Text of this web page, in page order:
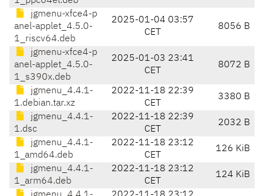
jgmenu-xfce4-p
anel-applet_4.5.0-
1_riscv64.deb
2025-01-04 03:57
CET
8056 B
jgmenu-xfce4-p
anel-applet_4.5.0-
1_s390x.deb
2025-01-03 23:41
CET
8072 B
jgmenu_4.4.1-
1.debian.tar.xz
2022-11-18 22:39
CET
3380 B
jgmenu_4.4.1-
1.dsc
2022-11-18 22:39
CET
2032 B
jgmenu_4.4.1-
1_amd64.deb
2022-11-18 23:12
CET
126 KiB
jgmenu_4.4.1-
1_arm64.deb
2022-11-18 23:12
CET
124 KiB